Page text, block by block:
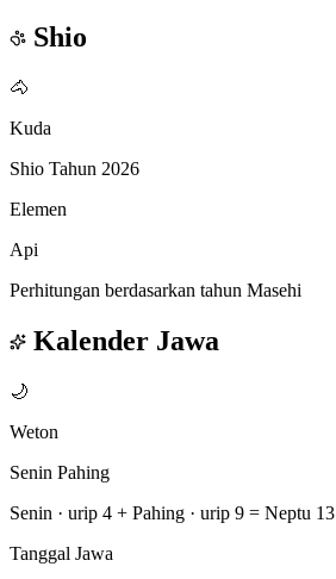
Shio
🐴
Kuda
Shio Tahun 2026
Elemen
Api
Perhitungan berdasarkan tahun Masehi
Kalender Jawa
🌙
Weton
Senin Pahing
Senin · urip 4 + Pahing · urip 9 = Neptu 13
Tanggal Jawa